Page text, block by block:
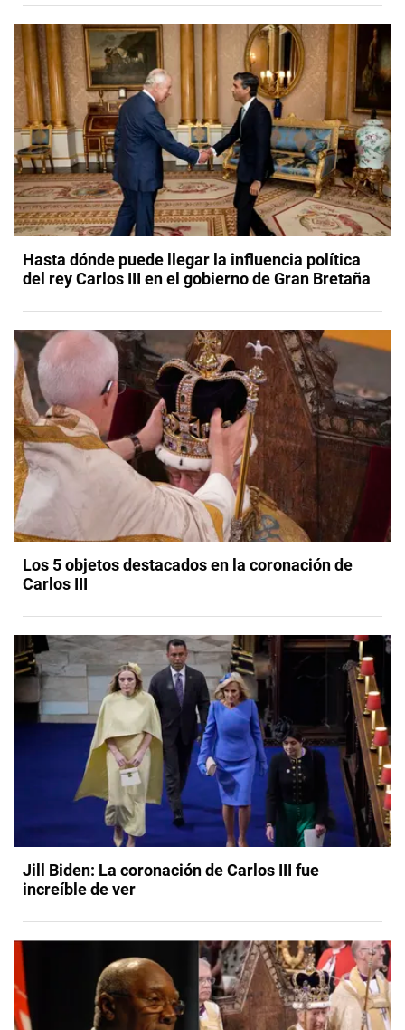
Hasta dónde puede llegar la influencia política
del rey Carlos III en el gobierno de Gran Bretaña
Los 5 objetos destacados en la coronación de
Carlos III
Jill Biden: La coronación de Carlos III fue
increíble de ver